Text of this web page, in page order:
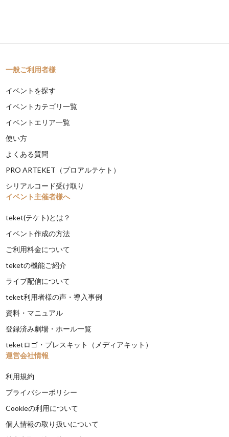
一般ご利用者様
イベントを探す
イベントカテゴリ一覧
イベントエリア一覧
使い方
よくある質問
PRO ARTEKET（プロアルテケト）
シリアルコード受け取り
イベント主催者様へ
teket(テケト)とは？
イベント作成の方法
ご利用料金について
teketの機能ご紹介
ライブ配信について
teket利用者様の声・導入事例
資料・マニュアル
登録済み劇場・ホール一覧
teketロゴ・プレスキット（メディアキット）
運営会社情報
利用規約
プライバシーポリシー
Cookieの利用について
個人情報の取り扱いについて